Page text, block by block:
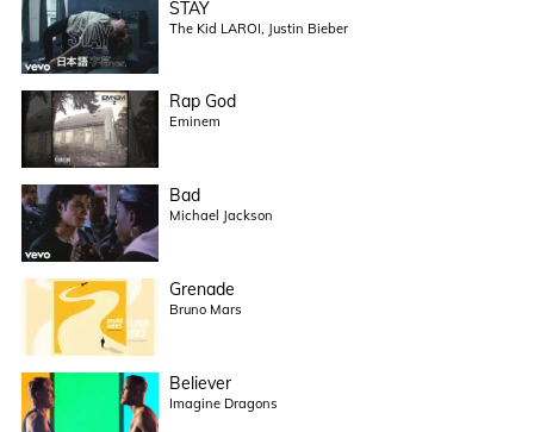
STAY
The Kid LAROI, Justin Bieber
Rap God
Eminem
Bad
Michael Jackson
Grenade
Bruno Mars
Believer
Imagine Dragons